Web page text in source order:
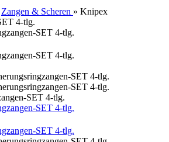
Zangen & Scheren » Knipex
4-tlg.
SET 4-tlg.